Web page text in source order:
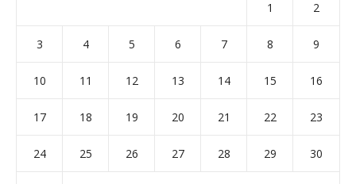
1 2
3 4 5 6 7 8 9
10 11 12 13 14 15 16
17 18 19 20 21 22 23
24 25 26 27 28 29 30